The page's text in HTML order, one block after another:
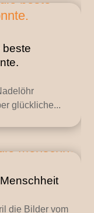
beste
glückliche...
die Bilder vom